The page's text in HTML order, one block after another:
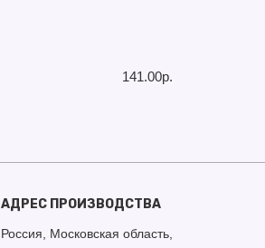
141.00р.
АДРЕС ПРОИЗВОДСТВА
Россия, Московская область,